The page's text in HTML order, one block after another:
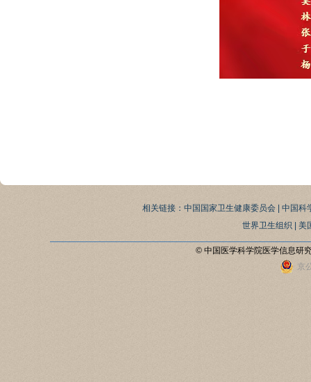
相关链接： 中国国家卫生健康委员会| 中国科
世界卫生组织| 美
© 中国医学科学院医学信息研
京